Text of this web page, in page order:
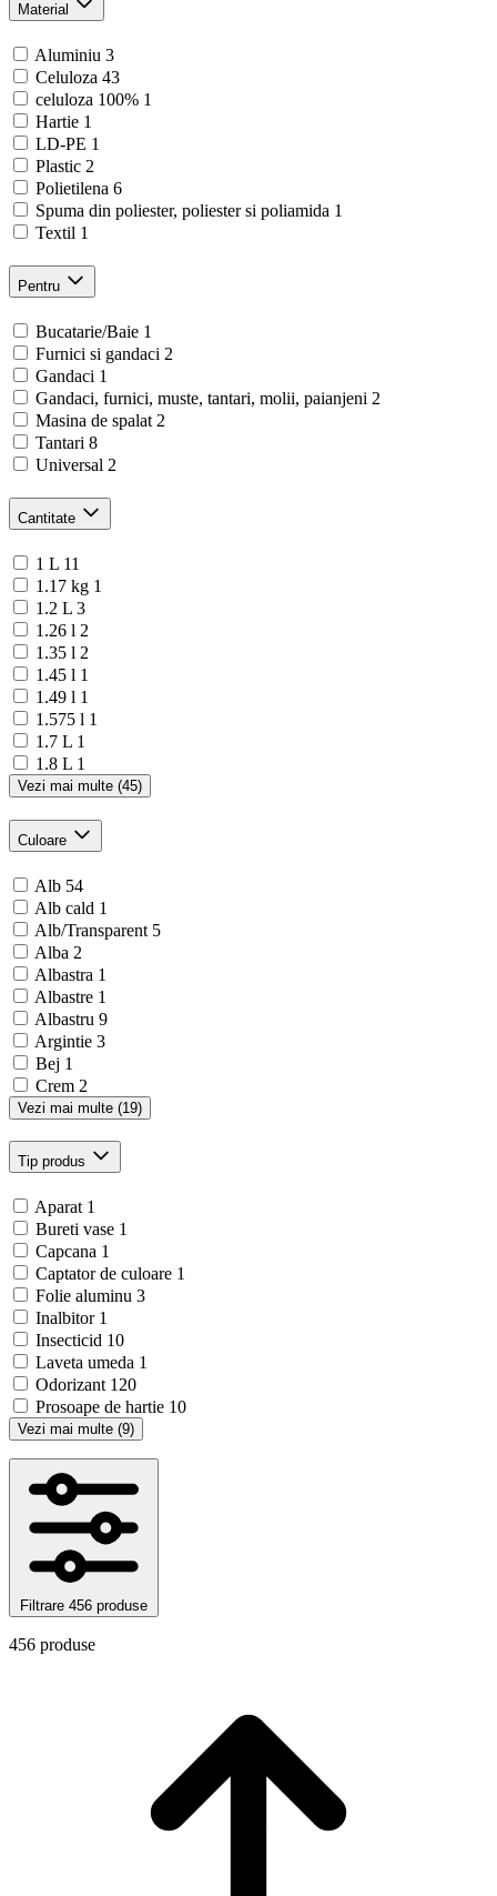
Material
Aluminiu 3
Celuloza 43
celuloza 100% 1
Hartie 1
LD-PE 1
Plastic 2
Polietilena 6
Spuma din poliester, poliester si poliamida 1
Textil 1
Pentru
Bucatarie/Baie 1
Furnici si gandaci 2
Gandaci 1
Gandaci, furnici, muste, tantari, molii, paianjeni 2
Masina de spalat 2
Tantari 8
Universal 2
Cantitate
1 L 11
1.17 kg 1
1.2 L 3
1.26 l 2
1.35 l 2
1.45 l 1
1.49 l 1
1.575 l 1
1.7 L 1
1.8 L 1
Vezi mai multe (45)
Culoare
Alb 54
Alb cald 1
Alb/Transparent 5
Alba 2
Albastra 1
Albastre 1
Albastru 9
Argintie 3
Bej 1
Crem 2
Vezi mai multe (19)
Tip produs
Aparat 1
Bureti vase 1
Capcana 1
Captator de culoare 1
Folie aluminu 3
Inalbitor 1
Insecticid 10
Laveta umeda 1
Odorizant 120
Prosoape de hartie 10
Vezi mai multe (9)
Filtrare 456 produse
456 produse